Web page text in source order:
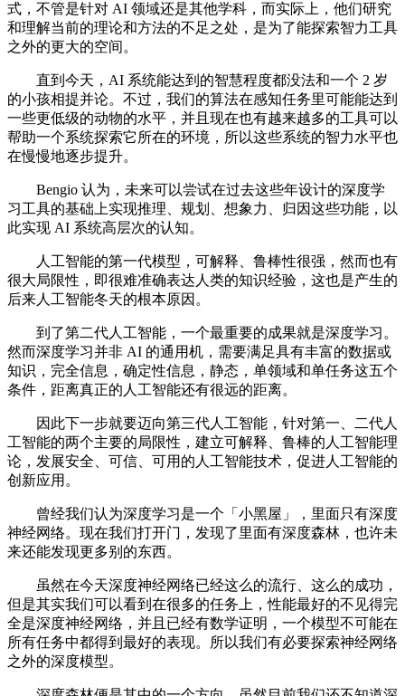
式，不管是针对 AI 领域还是其他学科，而实际上，他们研究
和理解当前的理论和方法的不足之处，是为了能探索智力工具
之外的更大的空间。
直到今天，AI 系统能达到的智慧程度都没法和一个 2 岁
的小孩相提并论。不过，我们的算法在感知任务里可能能达到
一些更低级的动物的水平，并且现在也有越来越多的工具可以
帮助一个系统探索它所在的环境，所以这些系统的智力水平也
在慢慢地逐步提升。
Bengio 认为，未来可以尝试在过去这些年设计的深度学
习工具的基础上实现推理、规划、想象力、归因这些功能，以
此实现 AI 系统高层次的认知。
人工智能的第一代模型，可解释、鲁棒性很强，然而也有
很大局限性，即很难准确表达人类的知识经验，这也是产生的
后来人工智能冬天的根本原因。
到了第二代人工智能，一个最重要的成果就是深度学习。
然而深度学习并非 AI 的通用机，需要满足具有丰富的数据或
知识，完全信息，确定性信息，静态，单领域和单任务这五个
条件，距离真正的人工智能还有很远的距离。
因此下一步就要迈向第三代人工智能，针对第一、二代人
工智能的两个主要的局限性，建立可解释、鲁棒的人工智能理
论，发展安全、可信、可用的人工智能技术，促进人工智能的
创新应用。
曾经我们认为深度学习是一个「小黑屋」，里面只有深度
神经网络。现在我们打开门，发现了里面有深度森林，也许未
来还能发现更多别的东西。
虽然在今天深度神经网络已经这么的流行、这么的成功，
但是其实我们可以看到在很多的任务上，性能最好的不见得完
全是深度神经网络，并且已经有数学证明，一个模型不可能在
所有任务中都得到最好的表现。所以我们有必要探索神经网络
之外的深度模型。